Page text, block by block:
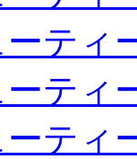
ティ
ティ
ティ